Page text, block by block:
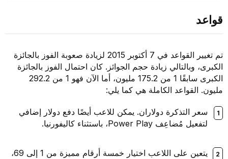
قواعد
تم تغيير القواعد في 7 أكتوبر 2015 لزيادة صعوبة الفوز بالجائزة
الكبرى، وبالتالي زيادة حجم الجوائز. كان احتمال الفوز بالجائزة
الكبرى سابقًا 1 من 175.2 مليون، أما الآن فهو 1 من 292.2
مليون. القواعد الكاملة هي كما يلي:
سعر التذكرة دولاران. يمكن للاعب أيضًا دفع دولار إضافي
لتفعيل مُضاعِف Power Play، باستثناء كاليفورنيا.
يتعين على اللاعب اختيار خمسة أرقام مميزة من 1 إلى 69،